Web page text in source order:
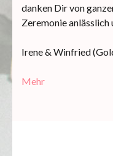
danken Dir von
Zeremonie
Irene & Winfried
Mehr